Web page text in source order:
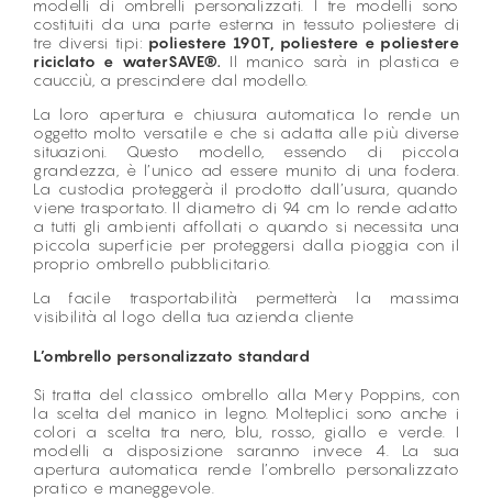
modelli di ombrelli personalizzati. I tre modelli sono
costituiti da una parte esterna in tessuto poliestere di
tre diversi tipi: poliestere 190T, poliestere e poliestere
riciclato e waterSAVE®. Il manico sarà in plastica e
caucciù, a prescindere dal modello.
La loro apertura e chiusura automatica lo rende un
oggetto molto versatile e che si adatta alle più diverse
situazioni. Questo modello, essendo di piccola
grandezza, è l’unico ad essere munito di una fodera.
La custodia proteggerà il prodotto dall’usura, quando
viene trasportato. Il diametro di 94 cm lo rende adatto
a tutti gli ambienti affollati o quando si necessita una
piccola superficie per proteggersi dalla pioggia con il
proprio ombrello pubblicitario.
La facile trasportabilità permetterà la massima
visibilità al logo della tua azienda cliente
L’ombrello personalizzato standard
Si tratta del classico ombrello alla Mery Poppins, con
la scelta del manico in legno. Molteplici sono anche i
colori a scelta tra nero, blu, rosso, giallo e verde. I
modelli a disposizione saranno invece 4. La sua
apertura automatica rende l’ombrello personalizzato
pratico e maneggevole.